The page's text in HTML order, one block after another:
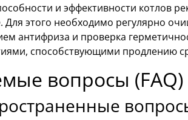
и эффективности котлов
Для этого необходимо регулярно
антифриза и проверка
способствующими продлению
вопросы (FAQ)